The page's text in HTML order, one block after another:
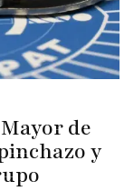
de
y